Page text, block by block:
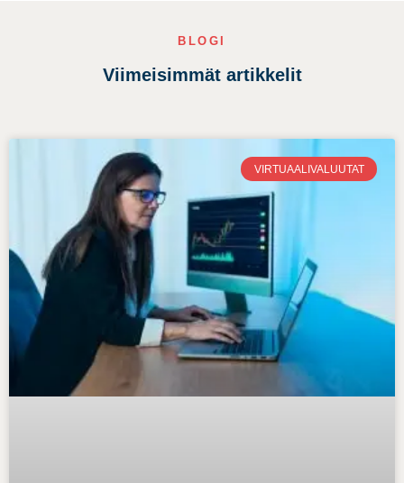
BLOGI
Viimeisimmät artikkelit
VIRTUAALIVALUUTAT